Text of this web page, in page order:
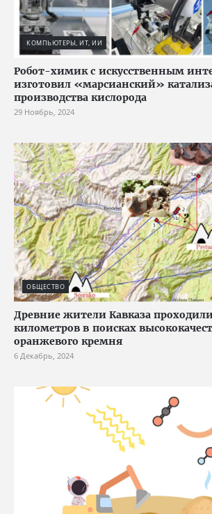
КОМПЬЮТЕРЫ, ИТ, ИИ
Робот-химик с искусственным
изготовил «марсианский»
производства кислорода
29 Ноябрь, 2024
ОБЩЕСТВО
Древние жители Кавказа
километров в поисках
оранжевого кремня
6 Декабрь, 2024